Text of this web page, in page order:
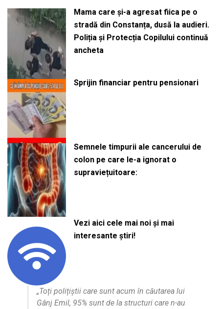
Mama care și-a agresat fiica pe o
stradă din Constanța, dusă la audieri.
Poliția și Protecția Copilului continuă
ancheta
Sprijin financiar pentru pensionari
Semnele timpurii ale cancerului de
colon pe care le-a ignorat o
supraviețuitoare:
Vezi aici cele mai noi și mai
interesante știri!
„Toți polițiștii care sunt acum în căutarea lui
Gânj Emil, 95% sunt de la structuri care n-au